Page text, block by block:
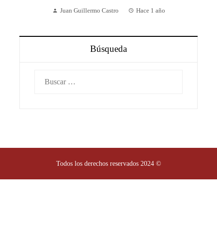
Juan Guillermo Castro Hace 1 año
Búsqueda
Todos los derechos reservados 2024 ©